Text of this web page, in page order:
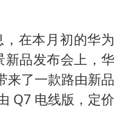
香港宏福苑火灾或由烟头引起
将正面袭击贯穿浙江
州《告全体市民书》
“不怕六爷挂得多 就怕六爷挂一颗”
在本月初的华为
新品发布会上，华
来了一款路由新品
Q7 电线版，定价